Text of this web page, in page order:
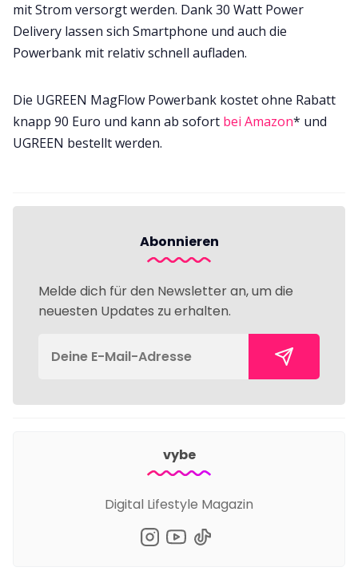
mit Strom versorgt werden. Dank 30 Watt Power
Delivery lassen sich Smartphone und auch die
Powerbank mit relativ schnell aufladen.
Die UGREEN MagFlow Powerbank kostet ohne Rabatt
knapp 90 Euro und kann ab sofort bei Amazon* und
UGREEN bestellt werden.
Abonnieren
Melde dich für den Newsletter an, um die
neuesten Updates zu erhalten.
vybe
Digital Lifestyle Magazin